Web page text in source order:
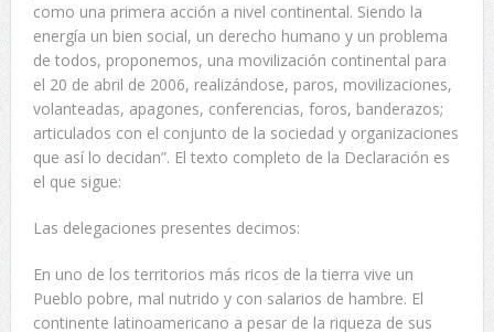
como una primera acción a nivel continental. Siendo la
energía un bien social, un derecho humano y un problema
de todos, proponemos, una movilización continental para
el 20 de abril de 2006, realizándose, paros, movilizaciones,
volanteadas, apagones, conferencias, foros, banderazos;
articulados con el conjunto de la sociedad y organizaciones
que así lo decidan”. El texto completo de la Declaración es
el que sigue:
Las delegaciones presentes decimos:
En uno de los territorios más ricos de la tierra vive un
Pueblo pobre, mal nutrido y con salarios de hambre. El
continente latinoamericano a pesar de la riqueza de sus